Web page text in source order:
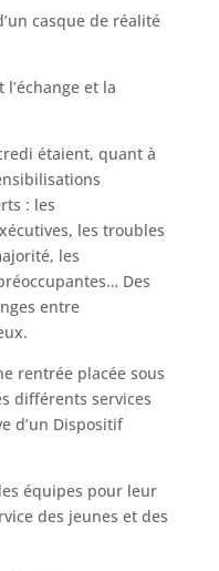
casque de réalité
et la
étaient, quant à
: les
les troubles
les
Des
entre
rentrée placée sous
différents services
d’un Dispositif
équipes pour leur
des jeunes et des